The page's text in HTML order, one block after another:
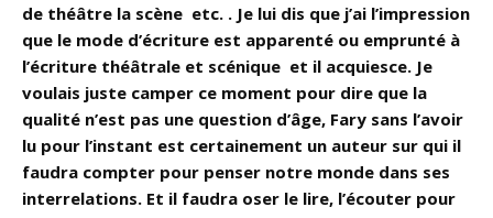
de théâtre la scène etc. . Je lui dis que j’ai l’impression
que le mode d’écriture est apparenté ou emprunté à
l’écriture théâtrale et scénique et il acquiesce. Je
voulais juste camper ce moment pour dire que la
qualité n’est pas une question d’âge, Fary sans l’avoir
lu pour l’instant est certainement un auteur sur qui il
faudra compter pour penser notre monde dans ses
interrelations. Et il faudra oser le lire, l’écouter pour